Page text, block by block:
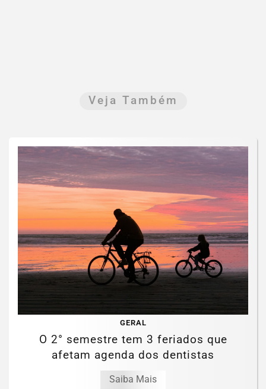
Veja Também
GERAL
O 2° semestre tem 3 feriados que
afetam agenda dos dentistas
Saiba Mais